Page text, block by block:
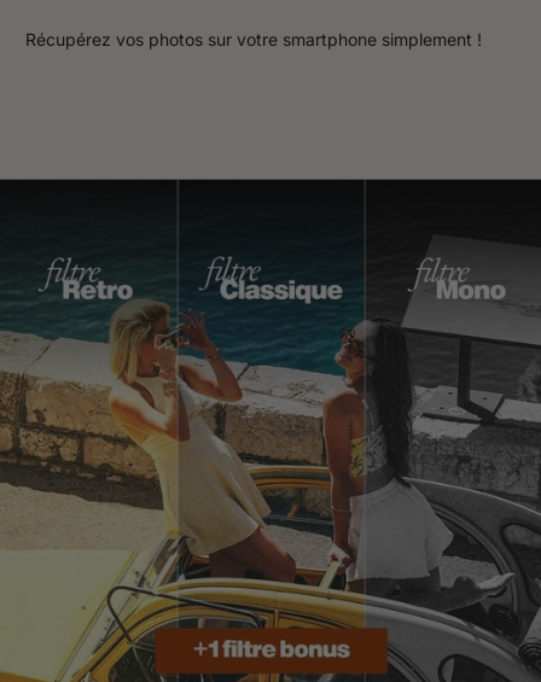
Récupérez vos photos sur votre smartphone simplement !